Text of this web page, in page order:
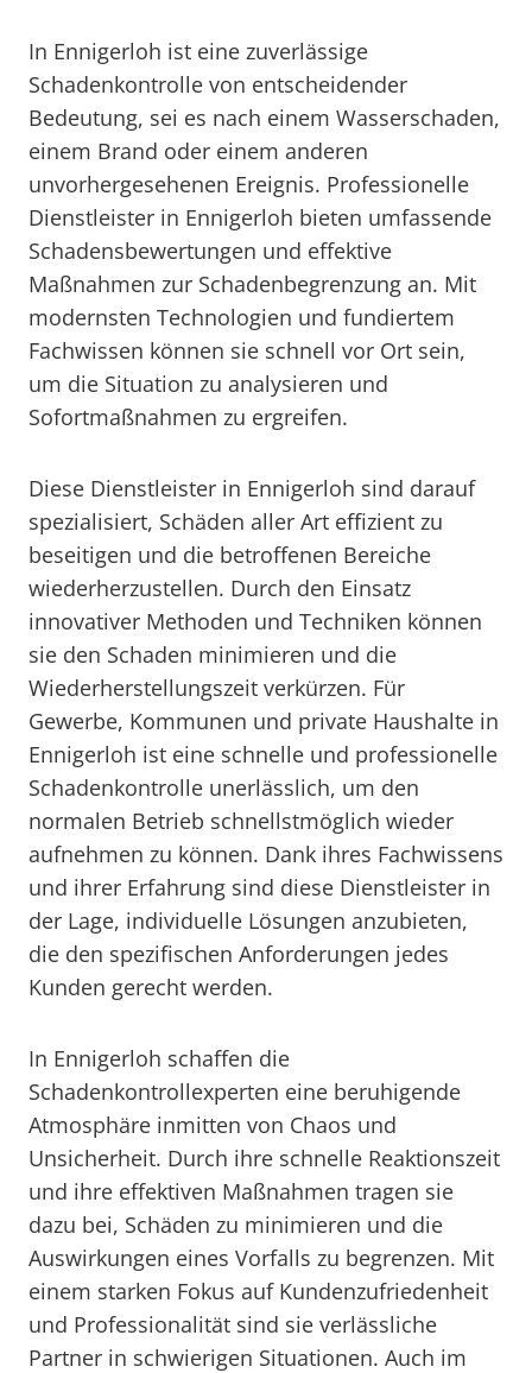
In Ennigerloh ist eine zuverlässige
Schadenkontrolle von entscheidender
Bedeutung, sei es nach einem Wasserschaden,
einem Brand oder einem anderen
unvorhergesehenen Ereignis. Professionelle
Dienstleister in Ennigerloh bieten umfassende
Schadensbewertungen und effektive
Maßnahmen zur Schadenbegrenzung an. Mit
modernsten Technologien und fundiertem
Fachwissen können sie schnell vor Ort sein,
um die Situation zu analysieren und
Sofortmaßnahmen zu ergreifen.
Diese Dienstleister in Ennigerloh sind darauf
spezialisiert, Schäden aller Art effizient zu
beseitigen und die betroffenen Bereiche
wiederherzustellen. Durch den Einsatz
innovativer Methoden und Techniken können
sie den Schaden minimieren und die
Wiederherstellungszeit verkürzen. Für
Gewerbe, Kommunen und private Haushalte in
Ennigerloh ist eine schnelle und professionelle
Schadenkontrolle unerlässlich, um den
normalen Betrieb schnellstmöglich wieder
aufnehmen zu können. Dank ihres Fachwissens
und ihrer Erfahrung sind diese Dienstleister in
der Lage, individuelle Lösungen anzubieten,
die den spezifischen Anforderungen jedes
Kunden gerecht werden.
In Ennigerloh schaffen die
Schadenkontrollexperten eine beruhigende
Atmosphäre inmitten von Chaos und
Unsicherheit. Durch ihre schnelle Reaktionszeit
und ihre effektiven Maßnahmen tragen sie
dazu bei, Schäden zu minimieren und die
Auswirkungen eines Vorfalls zu begrenzen. Mit
einem starken Fokus auf Kundenzufriedenheit
und Professionalität sind sie verlässliche
Partner in schwierigen Situationen. Auch im